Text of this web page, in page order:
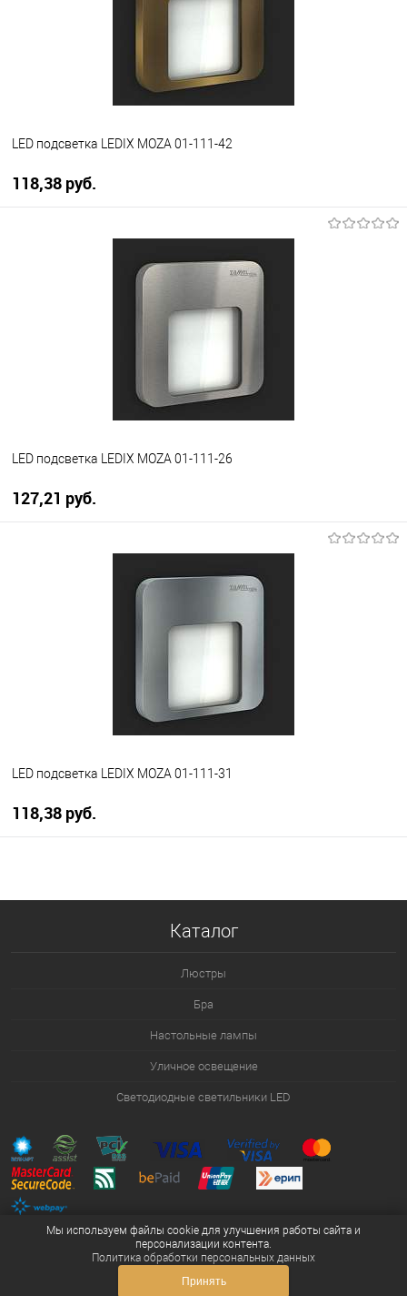
LED подсветка LEDIX MOZA 01-111-42
118,38 pуб.
В корзину
Уточняйте наличие у
менеджера
LED подсветка LEDIX MOZA 01-111-26
127,21 pуб.
В корзину
Уточняйте наличие у
менеджера
LED подсветка LEDIX MOZA 01-111-31
118,38 pуб.
менеджера
Каталог
Люстры
Бра
Настольные лампы
Уличное освещение
Светодиодные светильники LED
Мы используем файлы cookie для улучшения работы сайта и
персонализации контента.
Политика обработки персональных данных
Принять